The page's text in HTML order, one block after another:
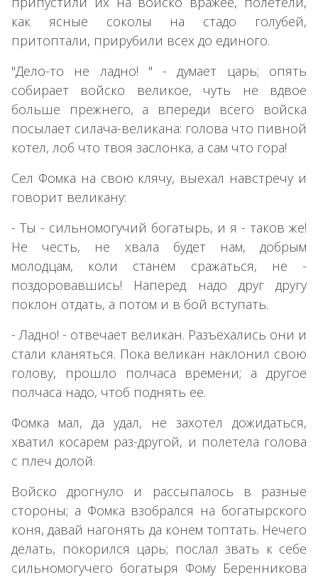
как ясные соколы на стадо голубей,
притоптали, прирубили всех до единого.
"Дело-то не ладно! " - думает царь; опять
собирает войско великое, чуть не вдвое
больше прежнего, а впереди всего войска
посылает силача-великана: голова что пивной
котел, лоб что твоя заслонка, а сам что гора!
Сел Фомка на свою клячу, выехал навстречу и
говорит великану:
- Ты - сильномогучий богатырь, и я - таков же!
Не честь, не хвала будет нам, добрым
молодцам, коли станем сражаться, не -
поздоровавшись! Наперед надо друг другу
поклон отдать, а потом и в бой вступать.
- Ладно! - отвечает великан. Разъехались они и
стали кланяться. Пока великан наклонил свою
голову, прошло полчаса времени; а другое
полчаса надо, чтоб поднять ее.
Фомка мал, да удал, не захотел дожидаться,
хватил косарем раз-другой, и полетела голова
с плеч долой.
Войско дрогнуло и рассыпалось в разные
стороны; а Фомка взобрался на богатырского
коня, давай нагонять да конем топтать. Нечего
делать, покорился царь; послал звать к себе
сильномогучего богатыря Фому Беренникова